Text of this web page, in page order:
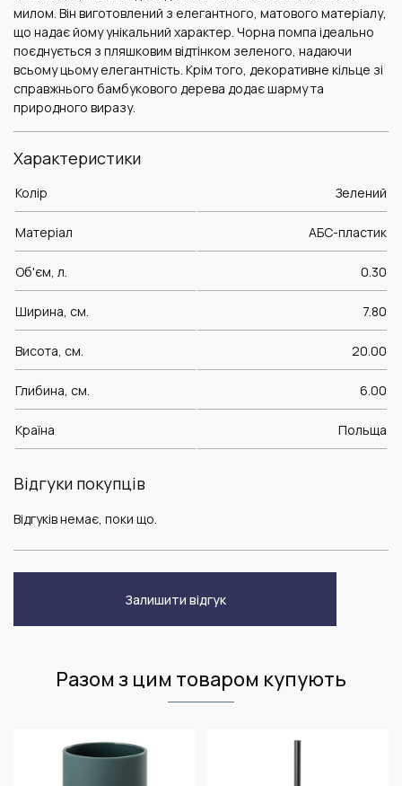
милом. Він виготовлений з елегантного, матового матеріалу,
що надає йому унікальний характер. Чорна помпа ідеально
поєднується з пляшковим відтінком зеленого, надаючи
всьому цьому елегантність. Крім того, декоративне кільце зі
справжнього бамбукового дерева додає шарму та
природного виразу.
Характеристики
Колір Зелений
Матеріал AБС-пластик
Об'єм, л. 0.30
Ширина, см. 7.80
Висота, см. 20.00
Глибина, см. 6.00
Країна Польща
Відгуки покупців
Відгуків немає, поки що.
Залишити відгук
Разом з цим товаром купують